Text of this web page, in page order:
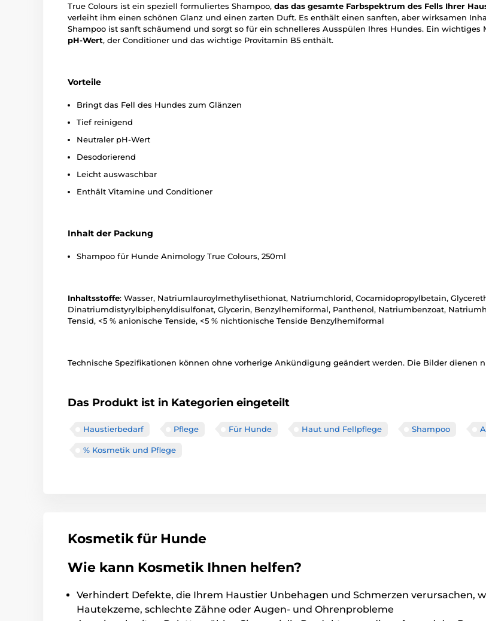
True Colours ist ein speziell formuliertes Shampoo, das das gesamte Farbspektrum des Fells Ihrer
verleiht ihm einen schönen Glanz und einen zarten Duft. Es enthält einen sanften, aber wirksamen
Shampoo ist sanft schäumend und sorgt so für ein schnelleres Ausspülen Ihres Hundes. Ein wichtiges
pH-Wert, der Conditioner und das wichtige Provitamin B5 enthält.
Vorteile
Bringt das Fell des Hundes zum Glänzen
Tief reinigend
Neutraler pH-Wert
Desodorierend
Leicht auswaschbar
Enthält Vitamine und Conditioner
Inhalt der Packung
Shampoo für Hunde Animology True Colours, 250ml
Inhaltsstoffe: Wasser, Natriumlauroylmethylisethionat, Natriumchlorid, Cocamidopropylbetain,
Dinatriumdistyrylbiphenyldisulfonat, Glycerin, Benzylhemiformal, Panthenol, Natriumbenzoat,
Tensid, <5 % anionische Tenside, <5 % nichtionische Tenside Benzylhemiformal
Technische Spezifikationen können ohne vorherige Ankündigung geändert werden. Die Bilder dienen
Das Produkt ist in Kategorien eingeteilt
Haustierbedarf Pflege Für Hunde Haut und Fellpflege Shampoo
% Kosmetik und Pflege
Kosmetik für Hunde
Wie kann Kosmetik Ihnen helfen?
Verhindert Defekte, die Ihrem Haustier Unbehagen und Schmerzen verursachen,
Hautekzeme, schlechte Zähne oder Augen- und Ohrenprobleme